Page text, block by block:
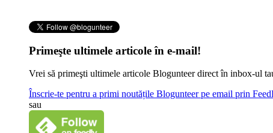
Primeşte ultimele articole în e-mail!
Vrei să primeşti ultimele articole Blogunteer direct în inbox-ul
Înscrie-te pentru a primi noutățile Blogunteer pe email prin
sau